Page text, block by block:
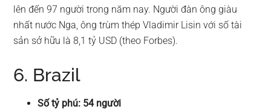
lên đến 97 người trong năm nay. Người đàn ông giàu
nhất nước Nga, ông trùm thép Vladimir Lisin với số tài
sản sở hữu là 8,1 tỷ USD (theo Forbes).
6. Brazil
Số tỷ phú: 54 người